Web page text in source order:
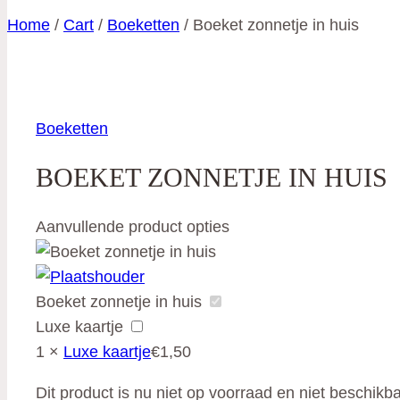
Home / Cart / Boeketten / Boeket zonnetje in huis
Boeketten
BOEKET ZONNETJE IN HUIS
Aanvullende product opties
Boeket zonnetje in huis
Luxe kaartje
1 × Luxe kaartje€1,50
Dit product is nu niet op voorraad en niet